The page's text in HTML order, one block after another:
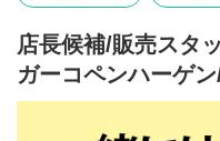
■お店の雰囲気はブログでご
https://
copenhagen/shop/
本店所在地及び本社・営業
店長候補/販売スタ
ガーコペンハーゲ